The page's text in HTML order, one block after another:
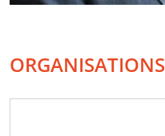
ORGANISATIONS